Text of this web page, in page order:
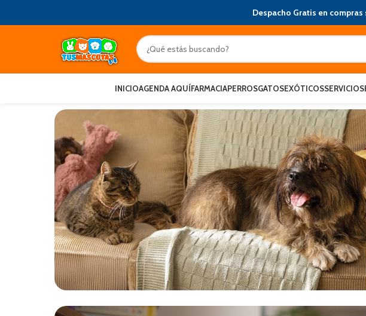
Despacho Gratis en
INICIOAGENDA AQUÍFARMACIAPERROSGATOSEXÓTICOSSERVICIOS